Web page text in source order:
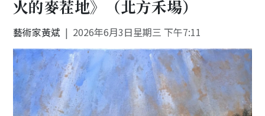
火的麥茬地》（北方禾場）
藝術家黃斌 2026年6月3日星期三 下午7:11